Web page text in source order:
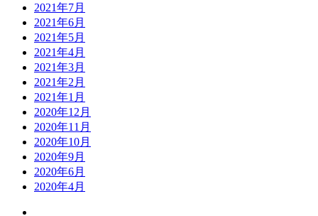
2021年7月
2021年6月
2021年5月
2021年4月
2021年3月
2021年2月
2021年1月
2020年12月
2020年11月
2020年10月
2020年9月
2020年6月
2020年4月